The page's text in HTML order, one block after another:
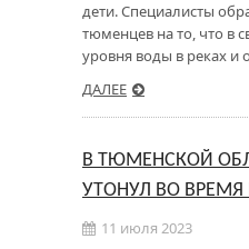
дети. Специалисты
тюменцев на то, что в
уровня воды в реках и
ДАЛЕЕ
В ТЮМЕНСКОЙ
УТОНУЛ ВО
11 июля 2023